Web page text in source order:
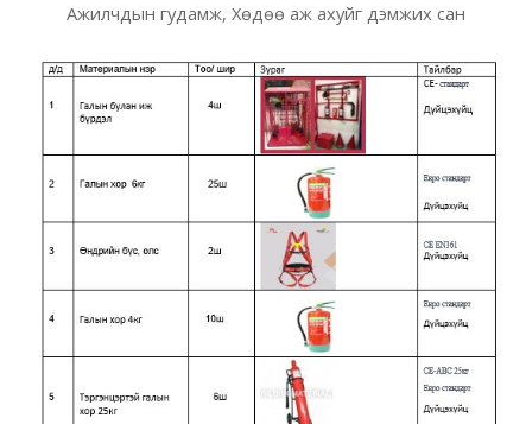
Ажилчдын гудамж, Хөдөө аж ахуйг дэмжих сан